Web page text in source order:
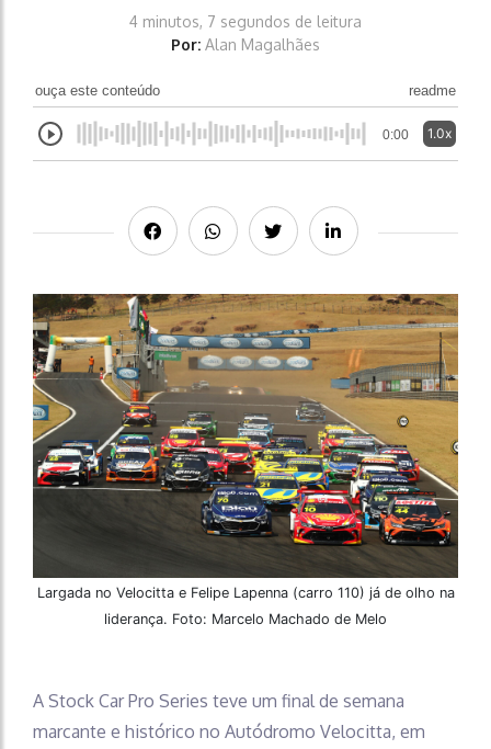
4 minutos, 7 segundos de leitura
Por: Alan Magalhães
ouça este conteúdo readme
0:00 1.0x
Largada no Velocitta e Felipe Lapenna (carro 110) já de olho na
liderança. Foto: Marcelo Machado de Melo
A Stock Car Pro Series teve um final de semana
marcante e histórico no Autódromo Velocitta, em